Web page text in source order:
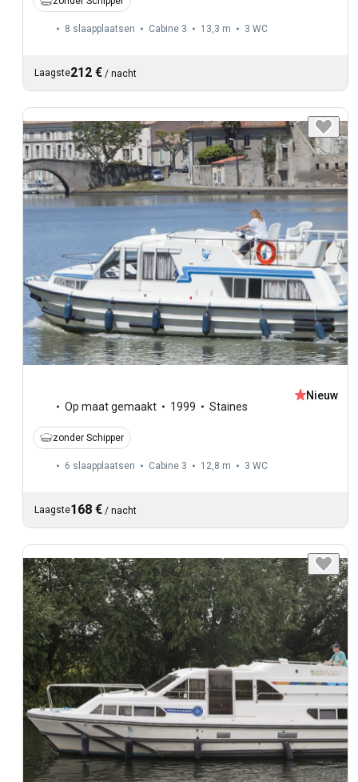
8 slaapplaatsen Cabine 3 13,3 m 3 WC
Laagste212 € / nacht
Op maat gemaakt 1999 Staines
Nieuw
zonder Schipper
6 slaapplaatsen Cabine 3 12,8 m 3 WC
Laagste168 € / nacht